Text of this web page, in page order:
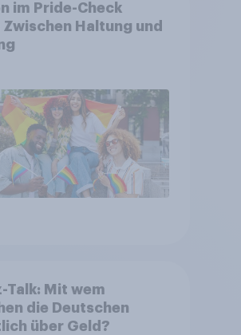
im Pride-Check
Haltung und
Talk: Mit wem
die Deutschen
über Geld?